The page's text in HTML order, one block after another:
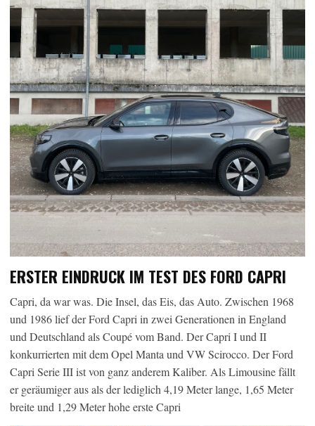
ERSTER EINDRUCK IM TEST DES FORD CAPRI
Capri, da war was. Die Insel, das Eis, das Auto. Zwischen 1968
und 1986 lief der Ford Capri in zwei Generationen in England
und Deutschland als Coupé vom Band. Der Capri I und II
konkurrierten mit dem Opel Manta und VW Scirocco. Der Ford
Capri Serie III ist von ganz anderem Kaliber. Als Limousine fällt
er geräumiger aus als der lediglich 4,19 Meter lange, 1,65 Meter
breite und 1,29 Meter hohe erste Capri